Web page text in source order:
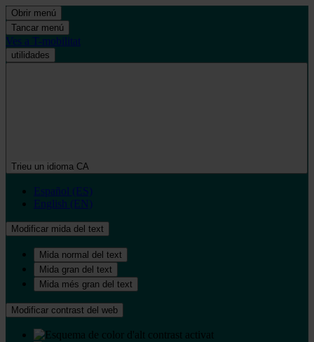
Obrir menú
Tancar menú
Ves a T-mobilitat
utilidades
Trieu un idioma CA
Español (ES)
English (EN)
Modificar mida del text
Mida normal del text
Mida gran del text
Mida més gran del text
Modificar contrast del web